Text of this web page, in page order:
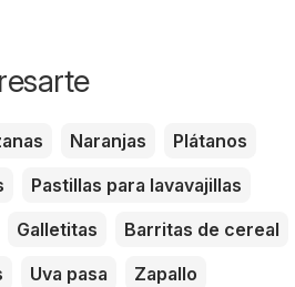
Naranjas
Plátanos
Pastillas para lavavajillas
Galletitas
Barritas de cereal
Uva pasa
Zapallo